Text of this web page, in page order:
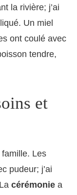
la rivière; j’ai
Un miel
ont coulé avec
tendre,
et
Les
pudeur; j’ai
cérémonie a